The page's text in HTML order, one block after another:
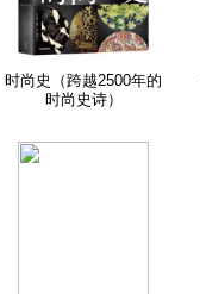
时尚史（跨越2500年的
时尚史诗）